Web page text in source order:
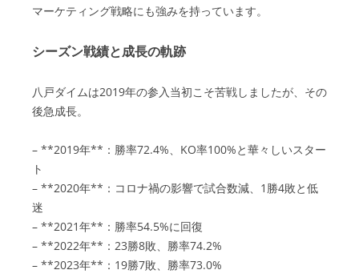
マーケティング戦略にも強みを持っています。
シーズン戦績と成長の軌跡
八戸ダイムは2019年の参入当初こそ苦戦しましたが、その
後急成長。
– **2019年**：勝率72.4%、KO率100%と華々しいスター
ト
– **2020年**：コロナ禍の影響で試合数減、1勝4敗と低
迷
– **2021年**：勝率54.5%に回復
– **2022年**：23勝8敗、勝率74.2%
– **2023年**：19勝7敗、勝率73.0%